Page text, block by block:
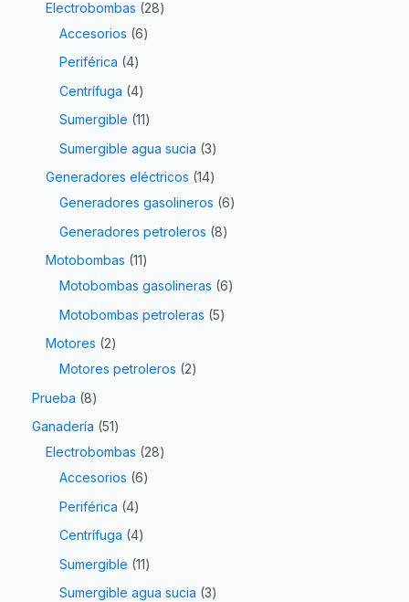
Electrobombas
28
Accesorios 6
Periférica 4
Centrífuga 4
Sumergible 11
Sumergible agua sucia 3
Generadores eléctricos 14
Generadores gasolineros 6
Generadores petroleros 8
Motobombas 11
Motobombas gasolineras 6
Motobombas petroleras 5
Motores
2
Motores petroleros
2
Prueba 8
Ganadería 51
Electrobombas
28
Accesorios 6
Periférica 4
Centrífuga 4
Sumergible 11
Sumergible agua sucia 3